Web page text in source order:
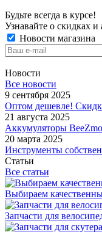
Будьте всегда в курсе!
Узнавайте о скидках
Новости магазина
Новости
Все новости
9 сентября 2025
Оптом дешевле!
21 августа 2025
Аккумуляторы
20 марта 2025
Инструменты
Статьи
Все статьи
Выбираем
Запчасти для